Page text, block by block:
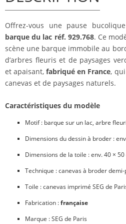
Offrez-vous une pause
barque du lac réf. 929.768. Ce
scène une barque immobile au
d’arbres fleuris et de paysages
et apaisant,fabriqué en France,
canevas et de paysages naturels.
Caractéristiques du modèle
Motif : barque sur un lac, arbre
Dimensions du dessin à broder :
Dimensions de la toile : env. 40 ×
Technique : canevas à broder
Toile : canevas imprimé SEG de
Fabrication :française
Marque : SEG de Paris